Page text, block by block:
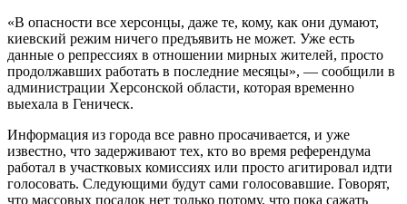
«В опасности все херсонцы, даже те, кому, как они думают,
киевский режим ничего предъявить не может. Уже есть
данные о репрессиях в отношении мирных жителей, просто
продолжавших работать в последние месяцы», — сообщили в
администрации Херсонской области, которая временно
выехала в Геническ.
Информация из города все равно просачивается, и уже
известно, что задерживают тех, кто во время референдума
работал в участковых комиссиях или просто агитировал идти
голосовать. Следующими будут сами голосовавшие. Говорят,
что массовых посадок нет только потому, что пока сажать